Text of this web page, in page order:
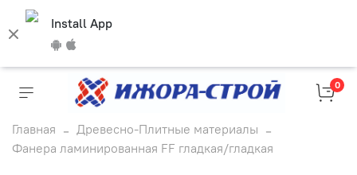
Install App
0
Главная
Древесно-Плитные материалы
Фанера ламинированная FF гладкая/гладкая